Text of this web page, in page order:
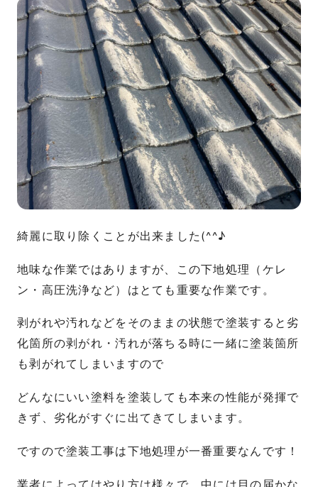
綺麗に取り除くことが出来ました(^^♪
地味な作業ではありますが、この下地処理（ケレ
ン・高圧洗浄など）はとても重要な作業です。
剥がれや汚れなどをそのままの状態で塗装すると劣
化箇所の剥がれ・汚れが落ちる時に一緒に塗装箇所
も剥がれてしまいますので
どんなにいい塗料を塗装しても本来の性能が発揮で
きず、劣化がすぐに出てきてしまいます。
ですので塗装工事は下地処理が一番重要なんです！